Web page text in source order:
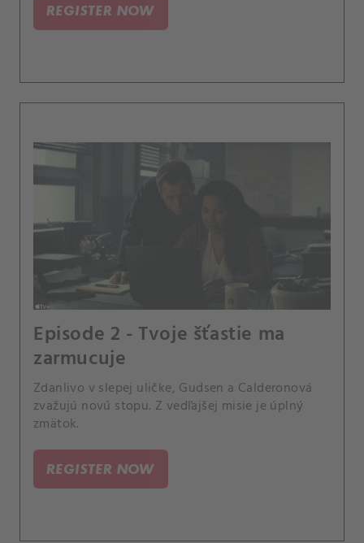
REGISTER NOW
Episode 2 - Tvoje šťastie ma
zarmucuje
Zdanlivo v slepej uličke, Gudsen a Calderonová
zvažujú novú stopu. Z vedľajšej misie je úplný
zmätok.
REGISTER NOW